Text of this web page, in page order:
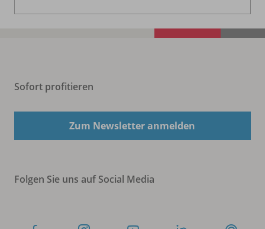
Sofort profitieren
Zum Newsletter anmelden
Folgen Sie uns auf Social Media